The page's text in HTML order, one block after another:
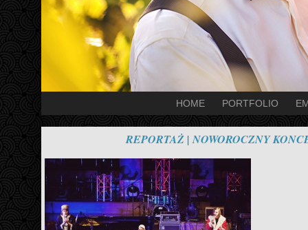
HOME PORTFOLIO
REPORTAŻ | NOWOROCZNY